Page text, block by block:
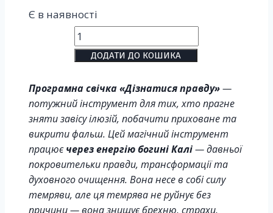
Є в наявності
ДОДАТИ ДО КОШИКА
Програмна свічка «Дізнатися правду»—
потужний інструмент для тих, хто прагне
зняти завісу ілюзій, побачити приховане та
викрити фальш. Цей магічний інструмент
працюєчерез енергію богині Калі— давньої
покровительки правди, трансформації та
духовного очищення. Вона несе в собі силу
темряви, але ця темрява не руйнує без
причини — вона знищує брехню, страхи,